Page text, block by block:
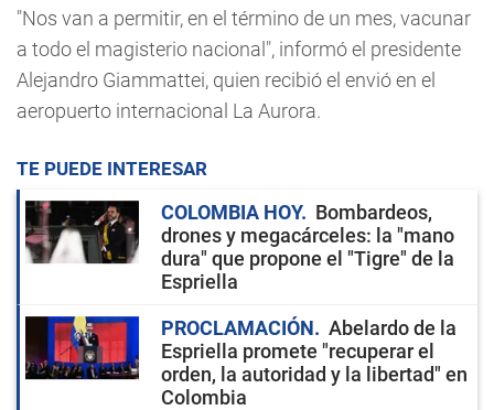
"Nos van a permitir, en el término de un mes, vacunar
a todo el magisterio nacional", informó el presidente
Alejandro Giammattei, quien recibió el envió en el
aeropuerto internacional La Aurora.
TE PUEDE INTERESAR
COLOMBIA HOY
Bombardeos,
drones y megacárceles: la "mano
dura" que propone el "Tigre" de la
Espriella
PROCLAMACIÓN
Abelardo de la
Espriella promete "recuperar el
orden, la autoridad y la libertad" en
Colombia